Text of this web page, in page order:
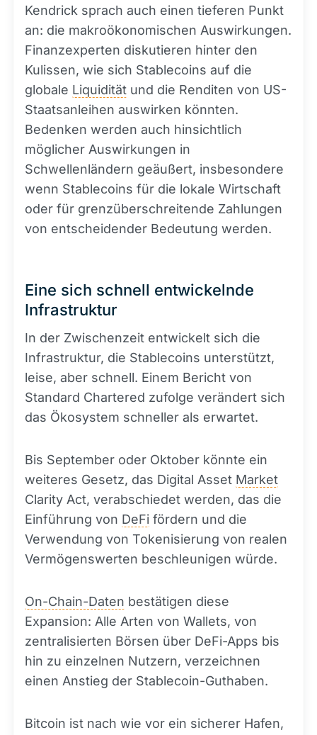
Kendrick sprach auch einen tieferen Punkt
an: die makroökonomischen Auswirkungen.
Finanzexperten diskutieren hinter den
Kulissen, wie sich Stablecoins auf die
globale Liquidität und die Renditen von US-
Staatsanleihen auswirken könnten.
Bedenken werden auch hinsichtlich
möglicher Auswirkungen in
Schwellenländern geäußert, insbesondere
wenn Stablecoins für die lokale Wirtschaft
oder für grenzüberschreitende Zahlungen
von entscheidender Bedeutung werden.
Eine sich schnell entwickelnde
Infrastruktur
In der Zwischenzeit entwickelt sich die
Infrastruktur, die Stablecoins unterstützt,
leise, aber schnell. Einem Bericht von
Standard Chartered zufolge verändert sich
das Ökosystem schneller als erwartet.
Bis September oder Oktober könnte ein
weiteres Gesetz, das Digital Asset Market
Clarity Act, verabschiedet werden, das die
Einführung von DeFi fördern und die
Verwendung von Tokenisierung von realen
Vermögenswerten beschleunigen würde.
On-Chain-Daten bestätigen diese
Expansion: Alle Arten von Wallets, von
zentralisierten Börsen über DeFi-Apps bis
hin zu einzelnen Nutzern, verzeichnen
einen Anstieg der Stablecoin-Guthaben.
Bitcoin ist nach wie vor ein sicherer Hafen,